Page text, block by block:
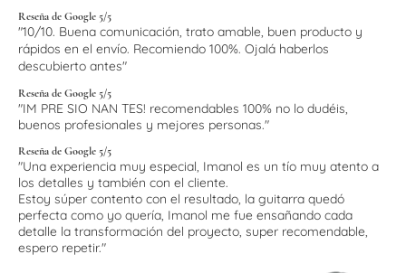
Reseña de Google 5/5
"10/10. Buena comunicación, trato amable, buen producto y
rápidos en el envío. Recomiendo 100%. Ojalá haberlos
descubierto antes"
Reseña de Google 5/5
"IM PRE SIO NAN TES! recomendables 100% no lo dudéis,
buenos profesionales y mejores personas."
Reseña de Google 5/5
"Una experiencia muy especial, Imanol es un tío muy atento a
los detalles y también con el cliente.
Estoy súper contento con el resultado, la guitarra quedó
perfecta como yo quería, Imanol me fue ensañando cada
detalle la transformación del proyecto, super recomendable,
espero repetir."